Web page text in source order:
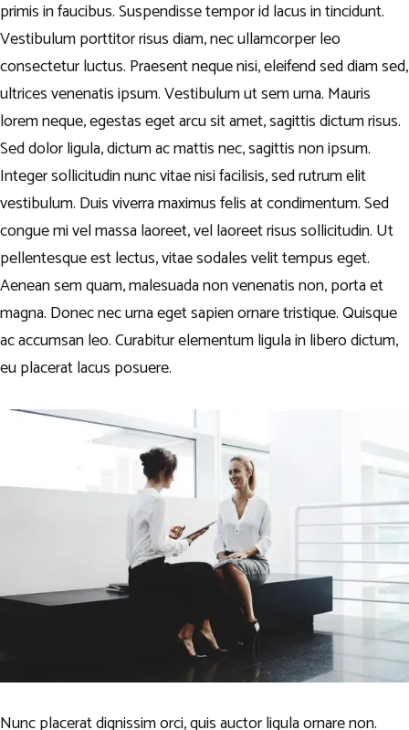
primis in faucibus. Suspendisse tempor id lacus in tincidunt.
Vestibulum porttitor risus diam, nec ullamcorper leo
consectetur luctus. Praesent neque nisi, eleifend sed diam sed,
ultrices venenatis ipsum. Vestibulum ut sem urna. Mauris
lorem neque, egestas eget arcu sit amet, sagittis dictum risus.
Sed dolor ligula, dictum ac mattis nec, sagittis non ipsum.
Integer sollicitudin nunc vitae nisi facilisis, sed rutrum elit
vestibulum. Duis viverra maximus felis at condimentum. Sed
congue mi vel massa laoreet, vel laoreet risus sollicitudin. Ut
pellentesque est lectus, vitae sodales velit tempus eget.
Aenean sem quam, malesuada non venenatis non, porta et
magna. Donec nec urna eget sapien ornare tristique. Quisque
ac accumsan leo. Curabitur elementum ligula in libero dictum,
eu placerat lacus posuere.
Nunc placerat dignissim orci, quis auctor ligula ornare non.